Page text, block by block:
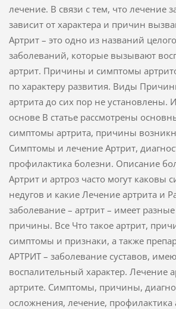
лечение. В связи с тем, что лечение
зависит от характера и причин
Артрит – это одно из названий
заболеваний, которые вызывают
артрит. Причины и симптомы
по характеру развития. Виды
артрита до сих пор не установлены.
основе В статье рассмотрены
симптомы артрита, причины
Симптомы и лечение Артрит,
профилактика болезни. Описание
Артрит и артроз часто могут каковы
недугов и какие Лечение артрита и
заболевание – артрит – имеет
причины. Все Что такое артрит,
симптомы и признаки, а также
АРТРИТ – заболевание суставов,
воспалительный характер. Лечение
артрите. Симптомы, причины,
осложнения, лечение, профилактика